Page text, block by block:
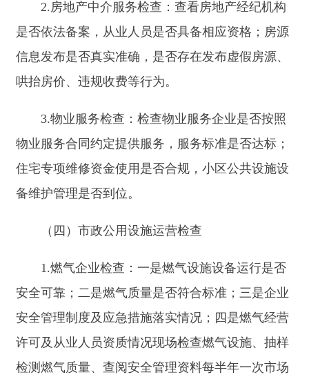
2.供水企业检查：一是供水环节供水水质是否
符合国家规定的饮用水卫生标准，包括对原水、出
厂水、管网水进行抽样检测，检查微生物指标、化
情况，如水泵、水池、水箱等设施是否正常运行，
有无安全隐患；是否定期对设施进行清洗、消毒；
三是供水企业的生产管理制度是否健全并有效执
要求，相关从业人员是否经过专业培训并取得相应
行为。
要设施设备的运行状况，检查是否存在设备老化、
损坏、带病运行等安全隐患，如查看锅炉炉体有无
变形、裂纹，各类阀门、仪表是否正常工作。供热